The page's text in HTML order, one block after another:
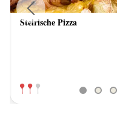
Steirische Pizza
Previous